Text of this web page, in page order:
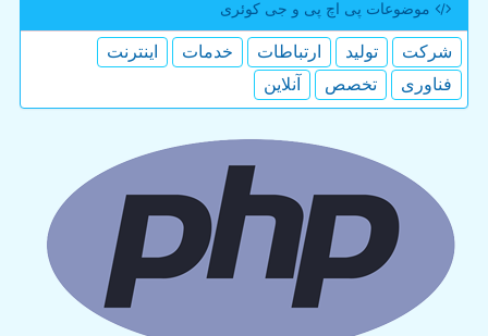
موضوعات پی اچ پی و جی كوئری
شركت تولید ارتباطات خدمات
اینترنت
فناوری
تخصص آنلاین